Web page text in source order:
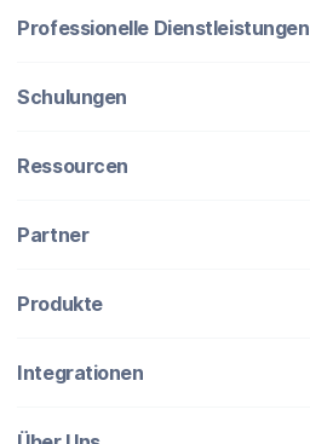
Professionelle Dienstleistungen
Schulungen
Ressourcen
Partner
Produkte
Integrationen